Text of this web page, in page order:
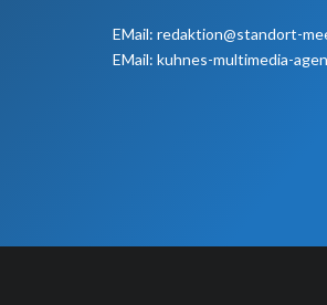
EMail: redaktion@standort-
EMail: kuhnes-multimedia-